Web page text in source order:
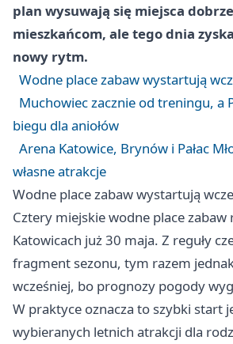
plan wysuwają się miejsca
mieszkańcom, ale tego dnia
nowy rytm.
Wodne place zabaw wystartują
Muchowiec zacznie od treningu, a
biegu dla aniołów
Arena Katowice, Brynów i Pałac
własne atrakcje
Wodne place zabaw wystartują
Cztery miejskie wodne place zabaw
Katowicach już 30 maja. Z reguły
fragment sezonu, tym razem
wcześniej, bo prognozy pogody
W praktyce oznacza to szybki start
wybieranych letnich atrakcji dla